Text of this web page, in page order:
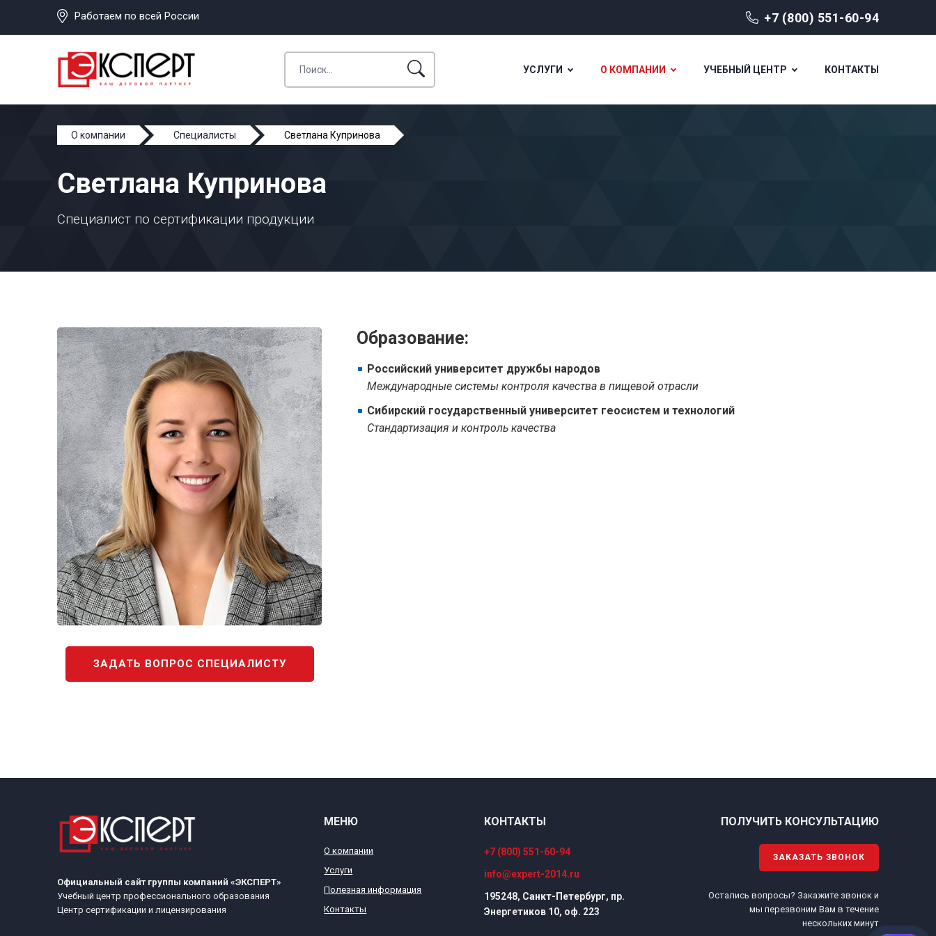
Работаем по всей России +7 (800) 551-60-94
УСЛУГИ О КОМПАНИИ УЧЕБНЫЙ ЦЕНТР КОНТАКТЫ
О компании Специалисты Светлана Купринова
Светлана Купринова
Специалист по сертификации продукции
ЗАДАТЬ ВОПРОС СПЕЦИАЛИСТУ
Образование:
Российский университет дружбы народов
Международные системы контроля качества в пищевой отрасли
Сибирский государственный университет геосистем и технологий
Стандартизация и контроль качества
Официальный сайт группы компаний «ЭКСПЕРТ»
Учебный центр профессионального образования
Центр сертификации и лицензирования
МЕНЮ
О компании
Услуги
Полезная информация
Контакты
КОНТАКТЫ
+7 (800) 551-60-94
info@expert-2014.ru
195248, Санкт-Петербург, пр.
Энергетиков 10, оф. 223
ПОЛУЧИТЬ КОНСУЛЬТАЦИЮ
ЗАКАЗАТЬ ЗВОНОК
Остались вопросы? Закажите звонок и
мы перезвоним Вам в течение
нескольких минут